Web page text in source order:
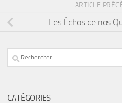
ARTICLE
Les Échos de nos
Rechercher :
CATÉGORIES